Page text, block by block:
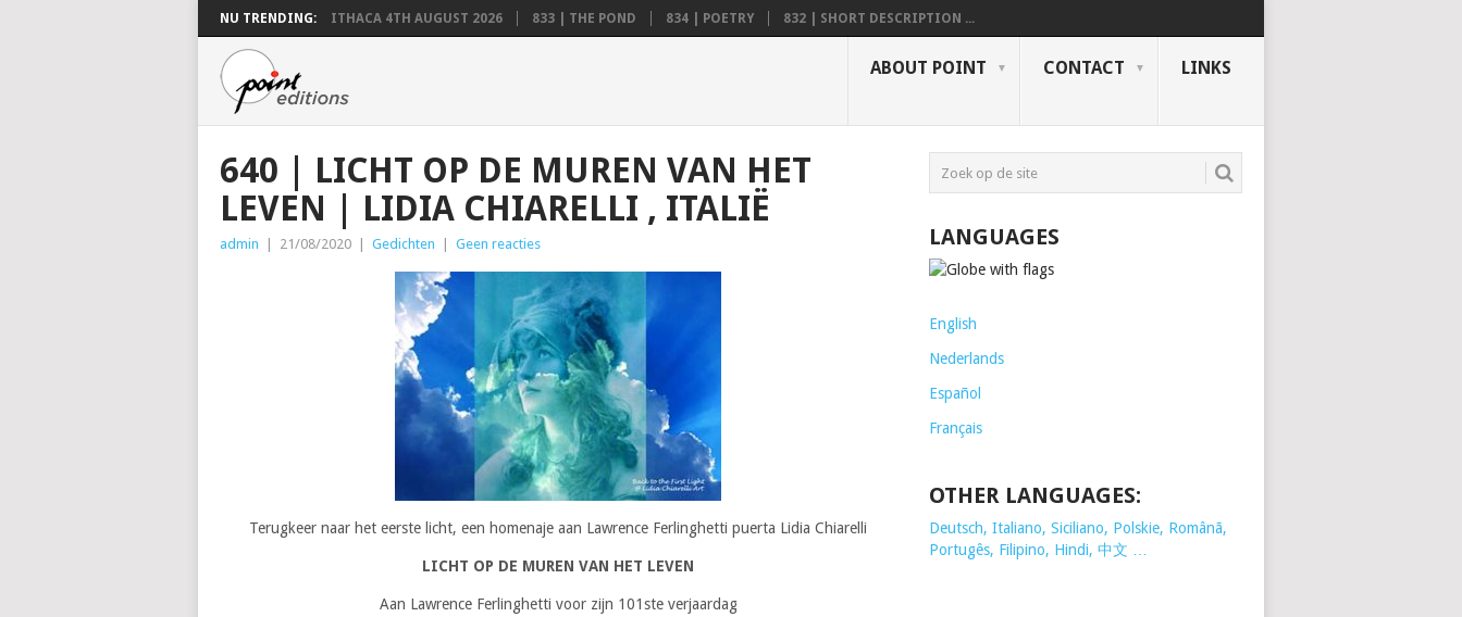
NU TRENDING: ITHACA 4TH AUGUST 2026 833 | THE POND 834 | POETRY 832 | SHORT DESCRIPTION ...
ABOUT POINT CONTACT LINKS
640 | LICHT OP DE MUREN VAN HET
LEVEN | LIDIA CHIARELLI , ITALIË
admin 21/08/2020 Gedichten Geen reacties
Terugkeer naar het eerste licht, een homenaje aan Lawrence Ferlinghetti puerta Lidia Chiarelli
LICHT OP DE MUREN VAN HET LEVEN
Aan Lawrence Ferlinghetti voor zijn 101ste verjaardag
LANGUAGES
English
Nederlands
Español
Français
OTHER LANGUAGES:
Deutsch, Italiano, Siciliano, Polskie, Românã,
Portugês, Filipino, Hindi, 中文 …